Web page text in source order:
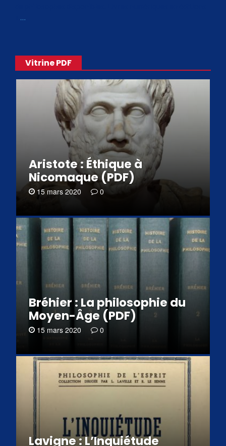
…
Vitrine PDF
Aristote : Éthique à
Nicomaque (PDF)
15 mars 2020 0
Bréhier : La philosophie du
Moyen-Âge (PDF)
15 mars 2020 0
Lavigne : L’Inquiétude